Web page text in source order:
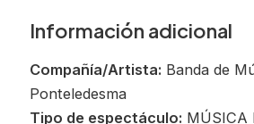
Información adicional
Compañía/Artista: Banda de
Ponteledesma
Tipo de espectáculo: MÚSICA